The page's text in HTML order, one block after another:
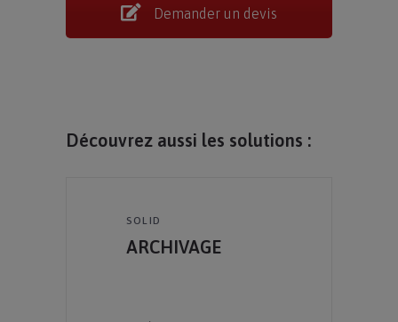
Demander un devis
Découvrez aussi les solutions :
SOLID
ARCHIVAGE